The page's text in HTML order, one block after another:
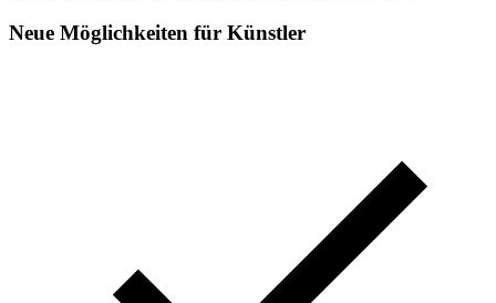
Neue Möglichkeiten für Künstler